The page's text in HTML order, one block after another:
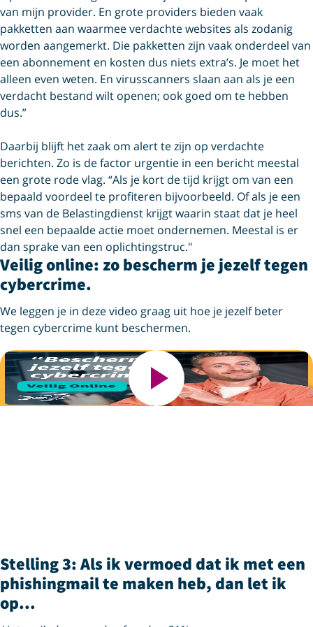
van mijn provider. En grote providers bieden vaak
pakketten aan waarmee verdachte websites als zodanig
worden aangemerkt. Die pakketten zijn vaak onderdeel van
een abonnement en kosten dus niets extra’s. Je moet het
alleen even weten. En virusscanners slaan aan als je een
verdacht bestand wilt openen; ook goed om te hebben
dus.”
Daarbij blijft het zaak om alert te zijn op verdachte
berichten. Zo is de factor urgentie in een bericht meestal
een grote rode vlag. “Als je kort de tijd krijgt om van een
bepaald voordeel te profiteren bijvoorbeeld. Of als je een
sms van de Belastingdienst krijgt waarin staat dat je heel
snel een bepaalde actie moet ondernemen. Meestal is er
dan sprake van een oplichtingstruc."
Veilig online: zo bescherm je jezelf tegen
cybercrime.
We leggen je in deze video graag uit hoe je jezelf beter
tegen cybercrime kunt beschermen.
Stelling 3: Als ik vermoed dat ik met een
phishingmail te maken heb, dan let ik
op...